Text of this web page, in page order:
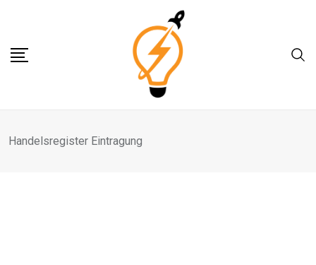
content
Handelsregister Eintragung